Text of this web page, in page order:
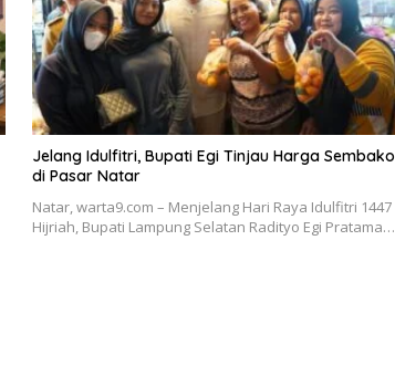
Jelang Idulfitri, Bupati Egi Tinjau Harga Sembako
di Pasar Natar
Natar, warta9.com – Menjelang Hari Raya Idulfitri 1447
Hijriah, Bupati Lampung Selatan Radityo Egi Pratama…